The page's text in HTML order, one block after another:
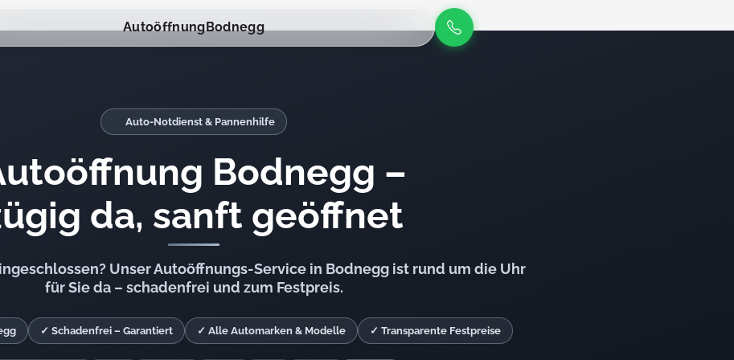
AutoöffnungBodnegg
Auto-Notdienst & Pannenhilfe
Bodnegg –
da, sanft geöffnet
Unser Autoöffnungs-Service in Bodnegg ist rund um die Uhr
für Sie da – schadenfrei und zum Festpreis.
✓ Schadenfrei – Garantiert ✓ Alle Automarken & Modelle ✓ Transparente Festpreise